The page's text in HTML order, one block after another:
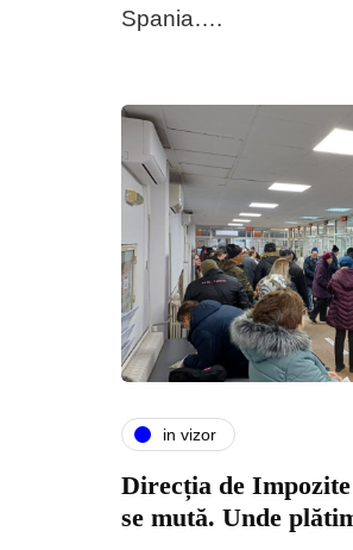
Spania….
in vizor
Direcția de
se mută. Unde